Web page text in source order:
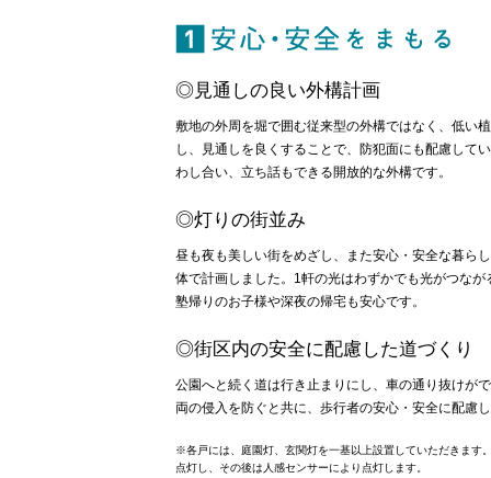
◎見通しの良い外構計画
敷地の外周を堀で囲む従来型の外構ではなく、低い
し、見通しを良くすることで、防犯面にも配慮して
わし合い、立ち話もできる開放的な外構です。
◎灯りの街並み
昼も夜も美しい街をめざし、また安心・安全な暮ら
体で計画しました。1軒の光はわずかでも光がつな
塾帰りのお子様や深夜の帰宅も安心です。
◎街区内の安全に配慮した道づくり
公園へと続く道は行き止まりにし、車の通り抜けが
両の侵入を防ぐと共に、歩行者の安心・安全に配慮
※各戸には、庭園灯、玄関灯を一基以上設置していただきます
点灯し、その後は人感センサーにより点灯します。